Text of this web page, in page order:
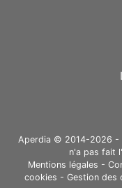
Aperdia © 2014-2026 -
n'a pas fait
Mentions légales -
cookies - Gestion des